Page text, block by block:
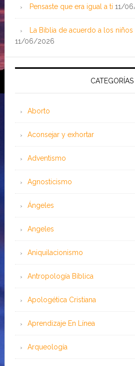
Pensaste que era igual a ti 11/
La Biblia de acuerdo a los
11/06/2026
CATEGORÍAS
Aborto
Aconsejar y exhortar
Adventismo
Agnosticismo
Ángeles
Angeles
Aniquilacionismo
Antropología Bíblica
Apologética Cristiana
Aprendizaje En Línea
Arqueología